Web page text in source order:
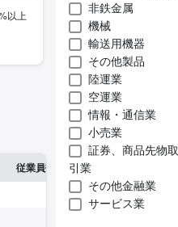
従業員数 ※1
非鉄金属
機械
輸送用機器
その他製品
陸運業
空運業
情報・通信業
小売業
証券、商品先物取
引業
その他金融業
サービス業